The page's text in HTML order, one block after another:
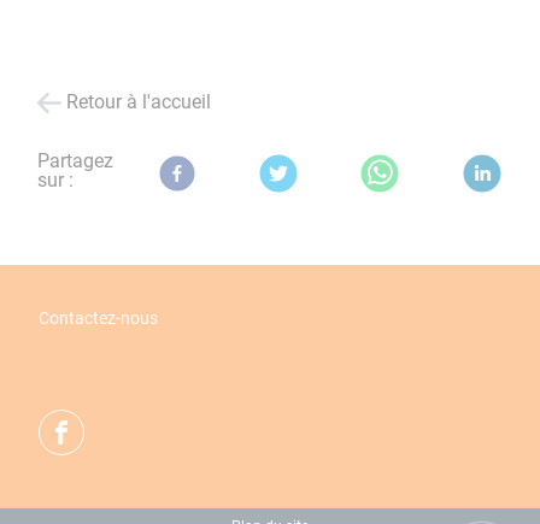
Retour à l'accueil
Partagez
sur :
Contactez-nous